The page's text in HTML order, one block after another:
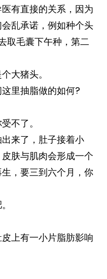
有直接的关系，因为
乱承诺，例如种个头
取毛囊下午种，第二
大猪头。
里抽脂做的如何?
不了。
来了，肚子接着小
肤与肌肉会形成一个
，要三到六个月，你
上有一小片脂肪影响